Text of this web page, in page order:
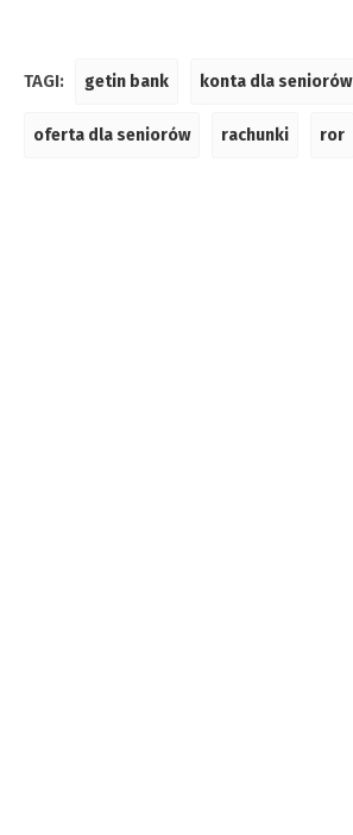
TAGI: getin bank konta dla seniorów
oferta dla seniorów rachunki ror